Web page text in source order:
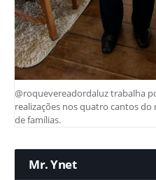
@roquevereadordaluz trabalha
realizações nos quatro cantos
de famílias.
Mr. Ynet